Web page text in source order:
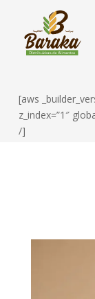
[aws
z_index=”1″
/]